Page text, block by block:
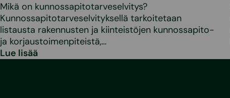
Mikä on kunnossapitotarveselvitys?
Kunnossapitotarveselvityksellä tarkoitetaan
listausta rakennusten ja kiinteistöjen kunnossapito-
ja korjaustoimenpiteistä,…
Lue lisää